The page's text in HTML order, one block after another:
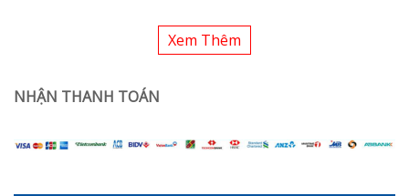
Xem Thêm
NHẬN THANH TOÁN